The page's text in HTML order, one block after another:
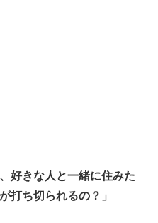
好きな人と一緒に住みた
打ち切られるの？」